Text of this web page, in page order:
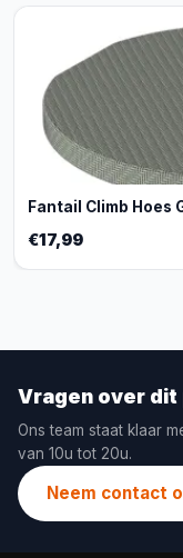
Fantail Climb Hoes
€17,99
Vragen over dit
Ons team staat klaar
van 10u tot 20u.
Neem contact